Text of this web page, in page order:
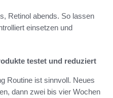
Retinol abends. So lassen
einsetzen und
testet und reduziert
Routine ist sinnvoll. Neues
dann zwei bis vier Wochen